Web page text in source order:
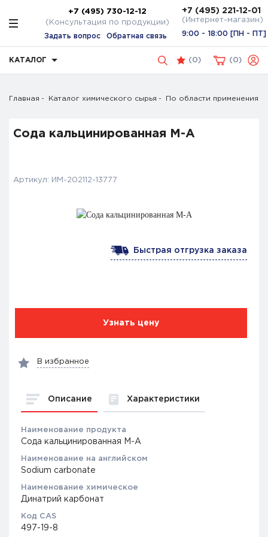
+7 (495) 730-12-12
(Консультация по продукции)
Задать вопрос Обратная связь
+7 (495) 221-12-01
(Интернет-магазин)
9:00 - 18:00 [ПН - ПТ]
КАТАЛОГ (0) 0
Главная Каталог химического сырья По области применения
Сода кальцинированная М-А
Артикул: ИМ-202112-13777
Быстрая отгрузка заказа
Узнать цену
В избранное
Описание Характеристики
Наименование продукта
Сода кальцинированная М-А
Наименование на английском
Sodium carbonate
Наименование химическое
Динатрий карбонат
Код CAS
497-19-8